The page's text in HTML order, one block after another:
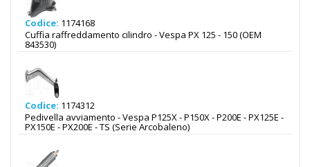
Codice: 1174168
Cuffia raffreddamento cilindro - Vespa PX 125 - 150 (OEM
843530)
Codice: 1174312
Pedivella avviamento - Vespa P125X - P150X - P200E - PX125E -
PX150E - PX200E - TS (Serie Arcobaleno)